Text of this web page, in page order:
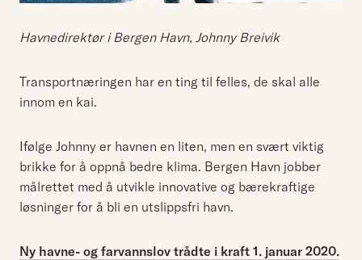
Havnedirektør i Bergen Havn, Johnny Breivik
Transportnæringen har en ting til felles, de skal alle
innom en kai.
Ifølge Johnny er havnen en liten, men en svært viktig
brikke for å oppnå bedre klima. Bergen Havn jobber
målrettet med å utvikle innovative og bærekraftige
løsninger for å bli en utslippsfri havn.
Ny havne- og farvannslov trådte i kraft 1. januar 2020.